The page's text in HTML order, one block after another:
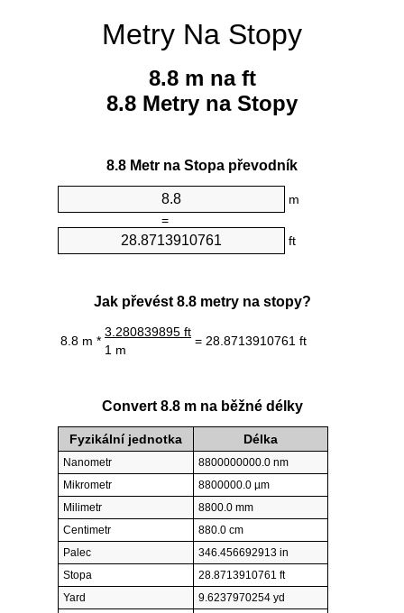
Metry Na Stopy
8.8 m na ft
8.8 Metry na Stopy
8.8 Metr na Stopa převodník
m
=
ft
Jak převést 8.8 metry na stopy?
8.8 m *
3.280839895 ft
= 28.8713910761 ft
1 m
Convert 8.8 m na běžné délky
Fyzikální jednotka Délka
Nanometr
8800000000.0 nm
Mikrometr
8800000.0 µm
Milimetr
8800.0 mm
Centimetr
880.0 cm
Palec
346.456692913 in
Stopa
28.8713910761 ft
Yard
9.6237970254 yd